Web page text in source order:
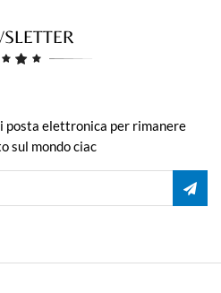
posta elettronica per rimanere
sul mondo ciac